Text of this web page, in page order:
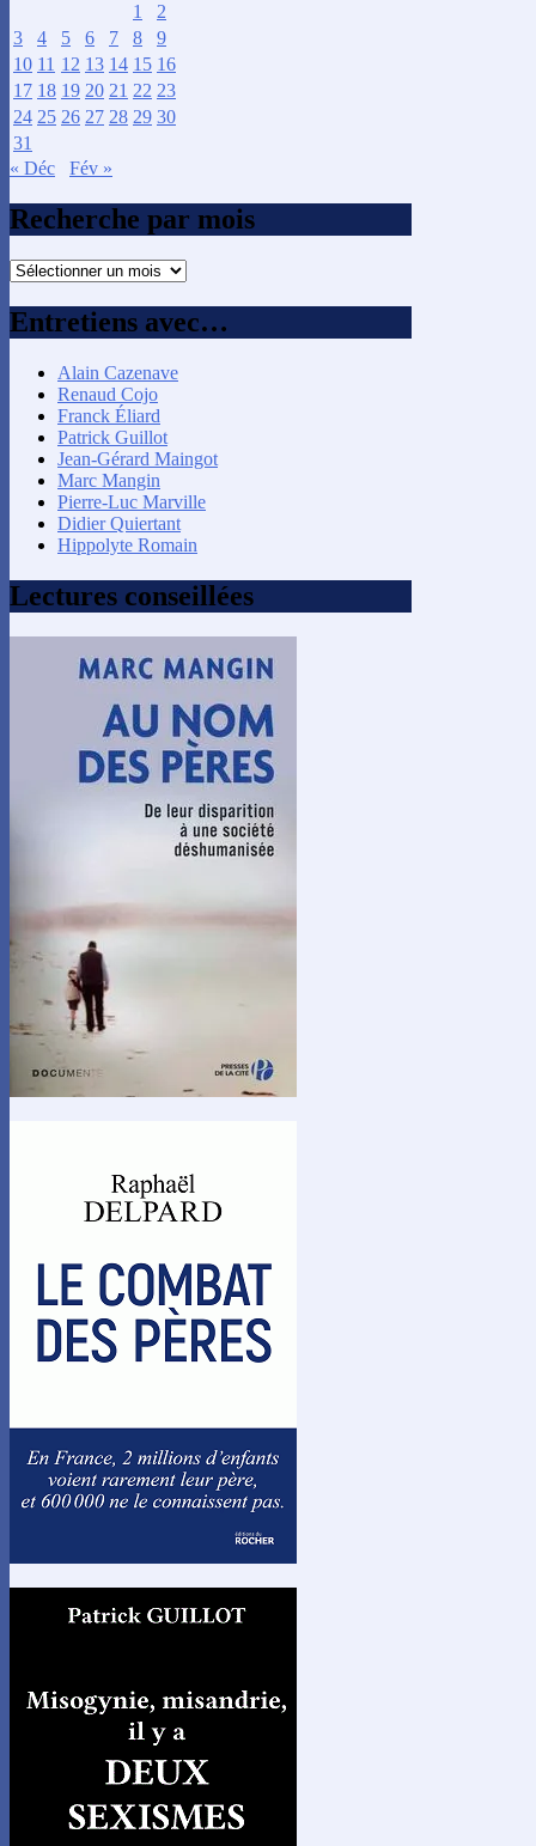
1
2
3
4 5 6 7 8
9
10 11 12 13 14 15 16
17 18 19 20 21 22 23
24 25 26 27 28 29 30
31
« Déc
Fév »
Recherche par mois
Recherche
mois
Entretiens avec…
Alain Cazenave
Renaud Cojo
Franck Éliard
Patrick Guillot
Jean-Gérard Maingot
Marc Mangin
Pierre-Luc Marville
Didier Quiertant
Hippolyte Romain
Lectures conseillées